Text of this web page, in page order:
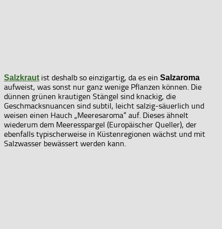
Salzkraut ist deshalb so einzigartig, da es ein Salzaroma
aufweist, was sonst nur ganz wenige Pflanzen können. Die
dünnen grünen krautigen Stängel sind knackig, die
Geschmacksnuancen sind subtil, leicht salzig-säuerlich und
weisen einen Hauch „Meeresaroma“ auf. Dieses ähnelt
wiederum dem Meeresspargel (Europäischer Queller), der
ebenfalls typischerweise in Küstenregionen wächst und mit
Salzwasser bewässert werden kann.